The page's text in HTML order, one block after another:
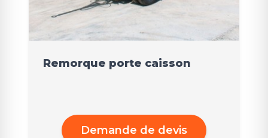
Remorque porte caisson
Demande de devis